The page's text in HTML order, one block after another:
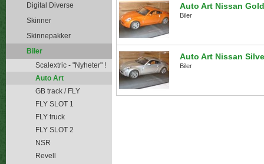
Digital Diverse
Skinner
Skinnepakker
Biler
Scalextric - "Nyheter" !
Auto Art
GB track / FLY
FLY SLOT 1
FLY truck
FLY SLOT 2
NSR
Revell
Auto Art Nissan Gold
Biler
Auto Art Nissan
Biler